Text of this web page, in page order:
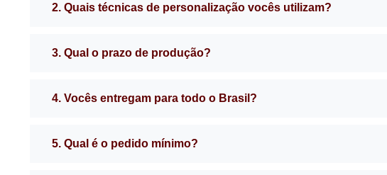
2. Quais técnicas de personalização vocês utilizam?
3. Qual o prazo de produção?
4. Vocês entregam para todo o Brasil?
5. Qual é o pedido mínimo?